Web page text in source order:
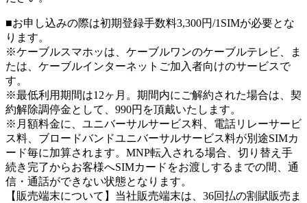
■お申し込みの際は初期登録手数料3,300円/1SIMが必要とな
ります。
※ケーブルスマホッは、ケーブルワンのケーブルテレビ、ま
たは、ケーブルインターネットご加入者向けのサービスで
す。
※最低利用期間は12ヶ月。期間内にご解約された場合は、契
約解除調停金として、990円を頂戴いたします。
※月額料金に、ユニバーサルサービス料、電話リレーサービ
ス料、ブロードバンドユニバーサルサービス料が別途SIMカ
ード毎に加算されます。MNP転入される場合、切り替え手
続き完了からお客様へSIMカードをお渡しするまでの間、通
信・通話ができない状態となります。
【販売端末について】当社販売端末は、36回払の割賦販売ま